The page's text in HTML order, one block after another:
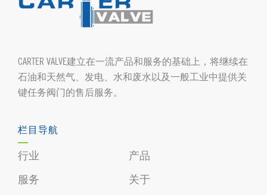
CARTER VALVE建立在一流产品和服务的基础上，将继续在
石油和天然气、发电、水和废水以及一般工业中提供关
键任务阀门的售后服务。
栏目导航
行业
产品
服务
关于